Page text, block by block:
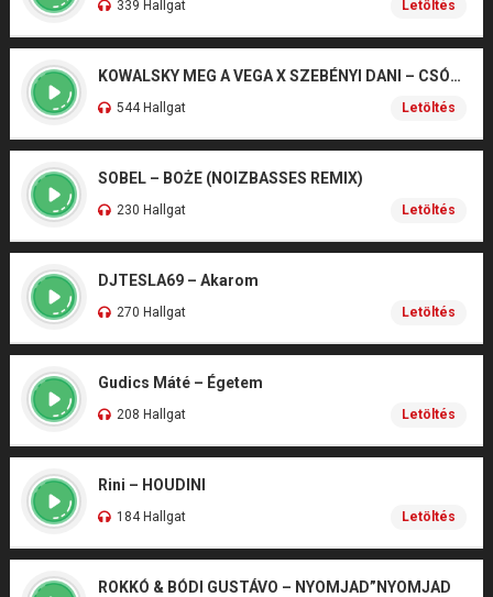
339 Hallgat Letöltés
KOWALSKY MEG A VEGA X SZEBÉNYI DANI – CSÓNAK
544 Hallgat Letöltés
SOBEL – BOŻE (NOIZBASSES REMIX)
230 Hallgat Letöltés
DJTESLA69 – Akarom
270 Hallgat Letöltés
Gudics Máté – Égetem
208 Hallgat Letöltés
Rini – HOUDINI
184 Hallgat Letöltés
ROKKÓ & BÓDI GUSTÁVO – NYOMJAD”NYOMJAD